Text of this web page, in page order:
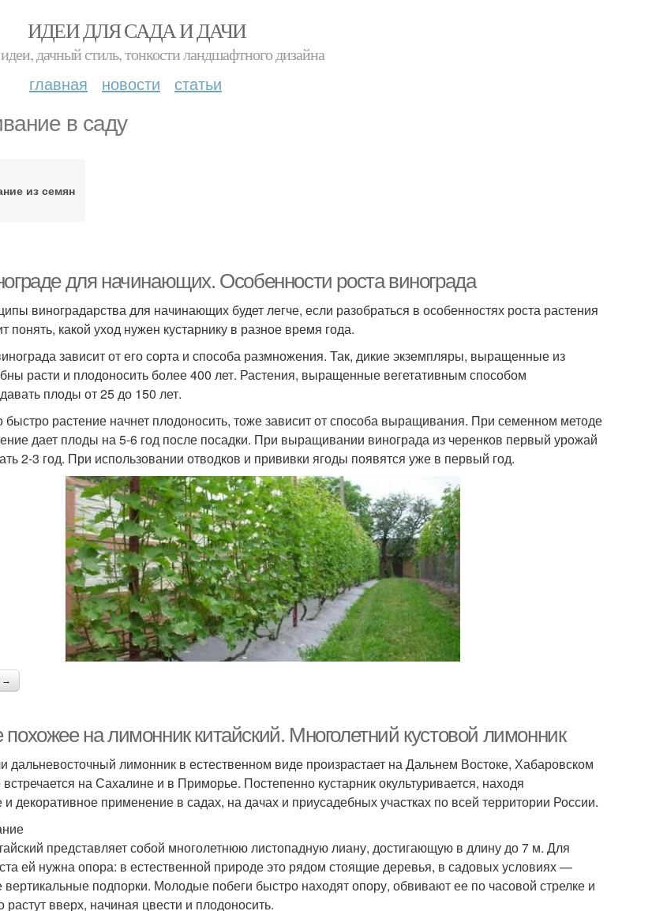
ИДЕИ ДЛЯ САДА И ДАЧИ
дачный стиль, тонкости ландшафтного дизайна
главная новости статьи
в саду
из семян
для начинающих. Особенности роста винограда
виноградарства для начинающих будет легче, если разобраться в особенностях роста растения
понять, какой уход нужен кустарнику в разное время года.
зависит от его сорта и способа размножения. Так, дикие экземпляры, выращенные из
расти и плодоносить более 400 лет. Растения, выращенные вегетативным способом
плоды от 25 до 150 лет.
быстро растение начнет плодоносить, тоже зависит от способа выращивания. При семенном методе
дает плоды на 5-6 год после посадки. При выращивании винограда из черенков первый урожай
2-3 год. При использовании отводков и прививки ягоды появятся уже в первый год.
→
похожее на лимонник китайский. Многолетний кустовой лимонник
дальневосточный лимонник в естественном виде произрастает на Дальнем Востоке, Хабаровском
встречается на Сахалине и в Приморье. Постепенно кустарник окультуривается, находя
и декоративное применение в садах, на дачах и приусадебных участках по всей территории России.
представляет собой многолетнюю листопадную лиану, достигающую в длину до 7 м. Для
ей нужна опора: в естественной природе это рядом стоящие деревья, в садовых условиях —
подпорки. Молодые побеги быстро находят опору, обвивают ее по часовой стрелке и
растут вверх, начиная цвести и плодоносить.